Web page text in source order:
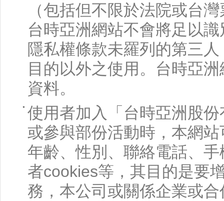
（包括但不限於法院或台
台時亞洲網站不會將足以
隱私權條款未羅列的第三
目的以外之使用。台時亞
資料。
使用者加入「台時亞洲股
或參與部份活動時，本網
年齡、性別、聯絡電話、
者cookies等，其目的是要
務，本公司或關係企業或